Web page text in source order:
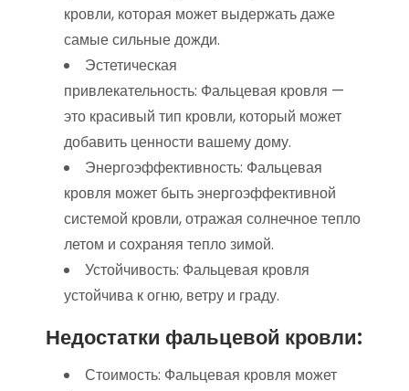
кровли, которая может выдержать даже
самые сильные дожди.
Эстетическая
привлекательность: Фальцевая кровля —
это красивый тип кровли, который может
добавить ценности вашему дому.
Энергоэффективность: Фальцевая
кровля может быть энергоэффективной
системой кровли, отражая солнечное тепло
летом и сохраняя тепло зимой.
Устойчивость: Фальцевая кровля
устойчива к огню, ветру и граду.
Недостатки фальцевой кровли:
Стоимость: Фальцевая кровля может